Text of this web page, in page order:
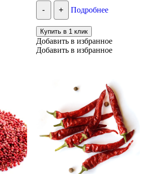
- + Подробнее
Купить в 1 клик
Добавить в избранное
Добавить в избранное